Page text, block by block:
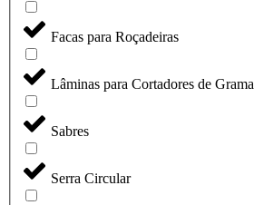
Facas para Roçadeiras
Lâminas para Cortadores de Grama
Sabres
Serra Circular